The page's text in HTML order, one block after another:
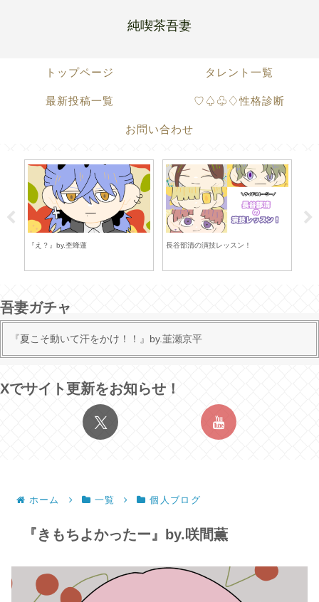
純喫茶吾妻
トップページ タレント一覧
最新投稿一覧 ♡♤♧♢性格診断
お問い合わせ
『え？』by.杢蜂蓮 長谷部清の演技レッスン！
吾妻ガチャ
『夏こそ動いて汗をかけ！！』by.韮瀬京平
Xでサイト更新をお知らせ！
ホーム 一覧 個人ブログ
『きもちよかったー』by.咲間薫